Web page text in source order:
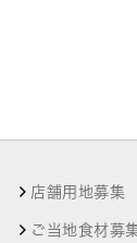
店舗用地募集
ご当地食材募